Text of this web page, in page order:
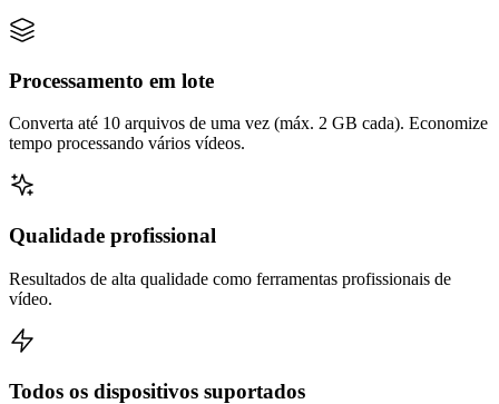
Processamento em lote
Converta até 10 arquivos de uma vez (máx. 2 GB cada). Economize
tempo processando vários vídeos.
Qualidade profissional
Resultados de alta qualidade como ferramentas profissionais de
vídeo.
Todos os dispositivos suportados